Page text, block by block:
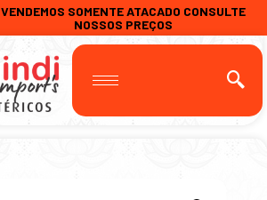
VENDEMOS SOMENTE ATACADO CONSULTE
NOSSOS PREÇOS